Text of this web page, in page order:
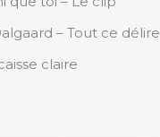
– Tout ce délire
claire